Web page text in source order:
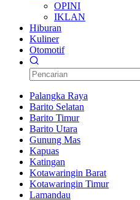
OPINI
IKLAN
Hiburan
Kuliner
Otomotif
Palangka Raya
Barito Selatan
Barito Timur
Barito Utara
Gunung Mas
Kapuas
Katingan
Kotawaringin Barat
Kotawaringin Timur
Lamandau